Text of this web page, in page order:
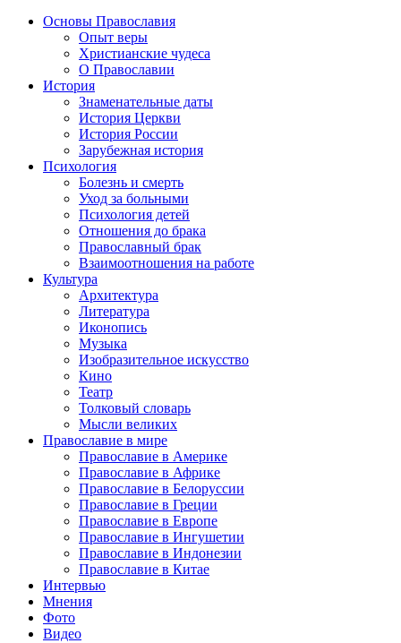
Основы Православия
Опыт веры
Христианские чудеса
О Православии
История
Знаменательные даты
История Церкви
История России
Зарубежная история
Психология
Болезнь и смерть
Уход за больными
Психология детей
Отношения до брака
Православный брак
Взаимоотношения на работе
Культура
Архитектура
Литература
Иконопись
Музыка
Изобразительное искусство
Кино
Театр
Толковый словарь
Мысли великих
Православие в мире
Православие в Америке
Православие в Африке
Православие в Белоруссии
Православие в Греции
Православие в Европе
Православие в Ингушетии
Православие в Индонезии
Православие в Китае
Интервью
Мнения
Фото
Видео